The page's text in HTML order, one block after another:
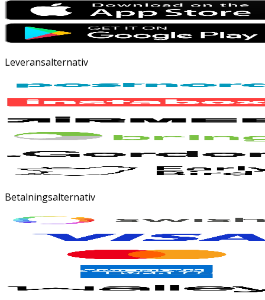
Leveransalternativ
Betalningsalternativ